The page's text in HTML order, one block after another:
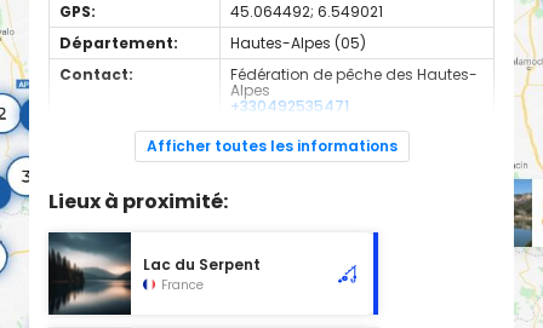
GPS:
45.064492; 6.549021
Département:
Hautes-Alpes (05)
Contact:
Fédération de pêche des Hautes-
Alpes
+330492535471
Espèces de
poissons:
Truite Fario, Omble Chevalier
Altitude : 2500 m
Lieu de départ à pied :
Chalet de Laval - Névache
Dénivelée positive : 502 m
Temps : 1h15
Afficher toutes les informations
Lieux à proximité:
Lac du Serpent
France